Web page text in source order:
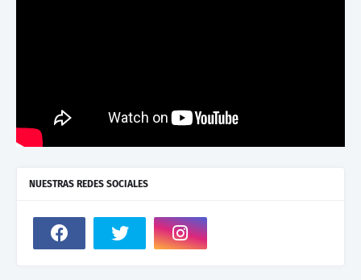
NUESTRAS REDES SOCIALES